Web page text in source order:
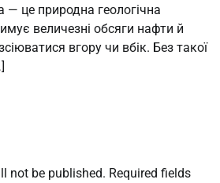
— це природна геологічна
величезні обсяги нафти й
вгору чи вбік. Без такої
not be published. Required fields